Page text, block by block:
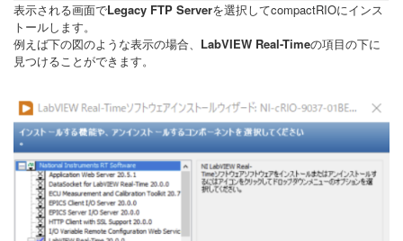
表示される画面でLegacy FTP Serverを選択してcompactRIOにインス
トールします。
例えば下の図のような表示の場合、 LabVIEW Real-Timeの項目の下に
見つけることができます。